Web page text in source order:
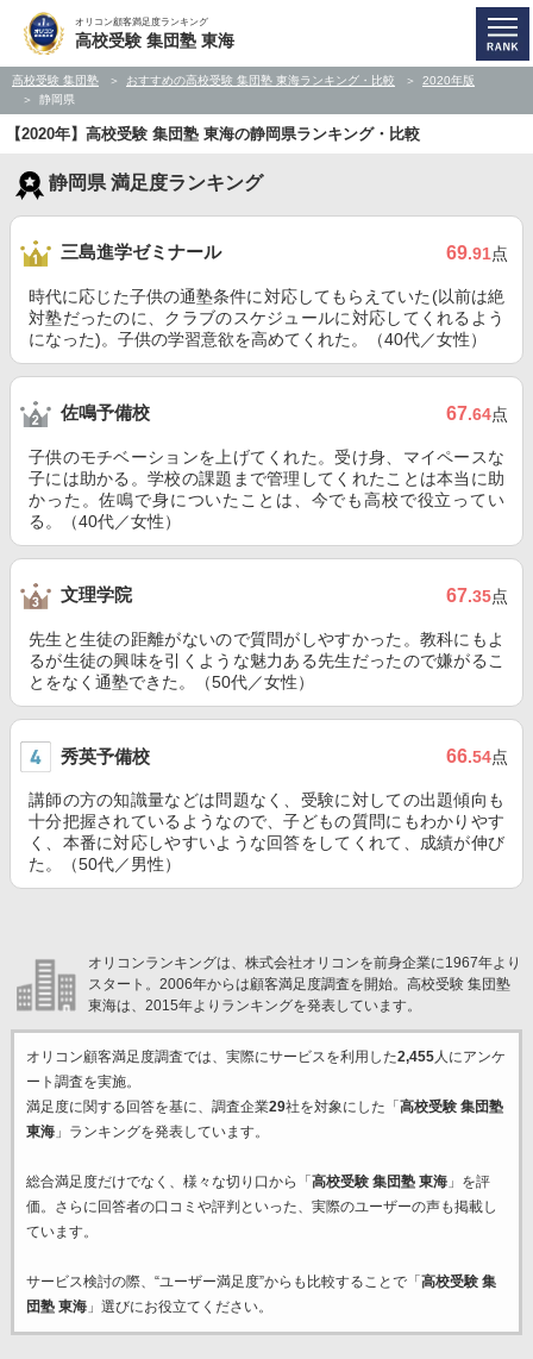
オリコン顧客満足度ランキング
高校受験 集団塾 東海
高校受験 集団塾 おすすめの高校受験 集団塾 東海ランキング・比較
2020年版
静岡県
【2020年】高校受験 集団塾 東海の静岡県ランキング・比較
静岡県 満足度ランキング
三島進学ゼミナール 69.91点
時代に応じた子供の通塾条件に対応してもらえていた(以前は絶
対塾だったのに、クラブのスケジュールに対応してくれるよう
になった)。子供の学習意欲を高めてくれた。（40代／女性）
佐鳴予備校 67.64点
子供のモチベーションを上げてくれた。受け身、マイペースな
子には助かる。学校の課題まで管理してくれたことは本当に助
かった。佐鳴で身についたことは、今でも高校で役立ってい
る。（40代／女性）
文理学院 67.35点
先生と生徒の距離がないので質問がしやすかった。教科にもよ
るが生徒の興味を引くような魅力ある先生だったので嫌がるこ
とをなく通塾できた。（50代／女性）
秀英予備校 66.54点
講師の方の知識量などは問題なく、受験に対しての出題傾向も
十分把握されているようなので、子どもの質問にもわかりやす
く、本番に対応しやすいような回答をしてくれて、成績が伸び
た。（50代／男性）
オリコンランキングは、株式会社オリコンを前身企業に1967年より
スタート。2006年からは顧客満足度調査を開始。高校受験 集団塾
東海は、2015年よりランキングを発表しています。
オリコン顧客満足度調査では、実際にサービスを利用した2,455人にアンケ
ート調査を実施。
満足度に関する回答を基に、調査企業29社を対象にした「 高校受験 集団塾
東海」ランキングを発表しています。
総合満足度だけでなく、様々な切り口から「 高校受験 集団塾 東海」を評
価。さらに回答者の口コミや評判といった、実際のユーザーの声も掲載し
ています。
サービス検討の際、“ユーザー満足度”からも比較することで「 高校受験 集
団塾 東海」選びにお役立てください。